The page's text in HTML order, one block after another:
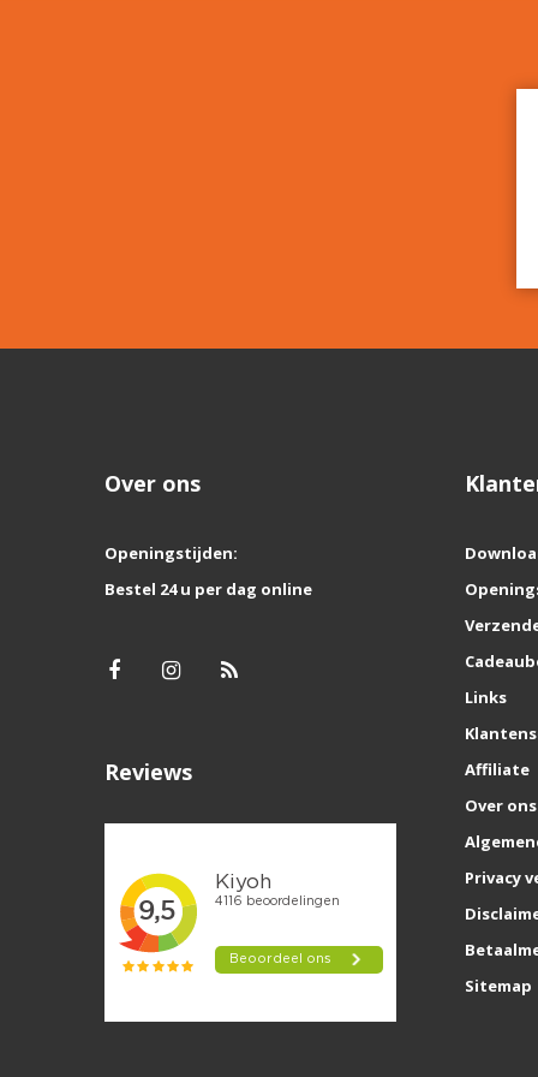
Over ons
Openingstijden:
Bestel 24 u per dag online
Reviews
Links
Affiliate
Over ons
Privacy
Sitemap